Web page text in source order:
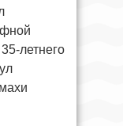
летнего